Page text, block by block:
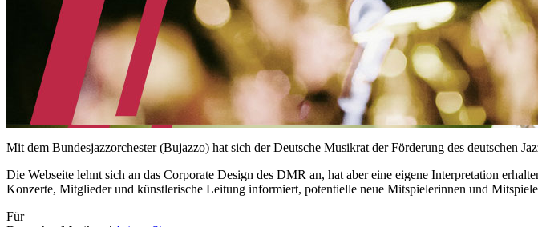
Mit dem Bundesjazzorchester (Bujazzo) hat sich der Deutsche Musikrat der Förderung des deutschen
Die Webseite lehnt sich an das Corporate Design des DMR an, hat aber eine eigene Interpretation
Konzerte, Mitglieder und künstlerische Leitung informiert, potentielle neue Mitspielerinnen und
Für